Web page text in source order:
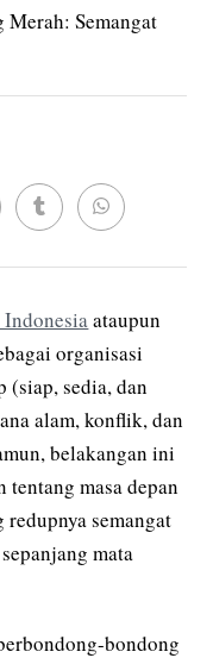
Indonesiaataupun
organisasi
(siap, sedia, dan
alam, konflik, dan
belakangan ini
masa depan
semangat
mata
bondong